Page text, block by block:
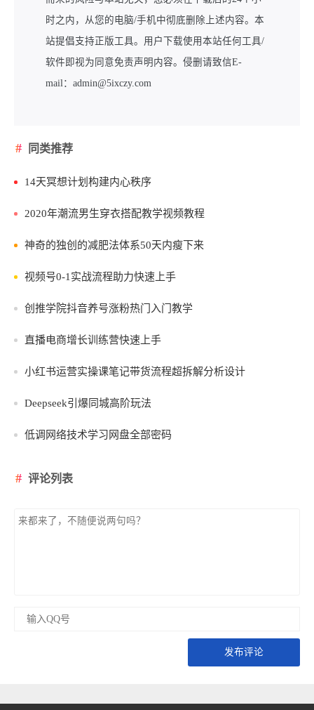
时之内，从您的电脑/手机中彻底删除上述内容。本
站提倡支持正版工具。用户下载使用本站任何工具/
软件即视为同意免责声明内容。侵删请致信E-
mail：admin@5ixczy.com
同类推荐
14天冥想计划构建内心秩序
2020年潮流男生穿衣搭配教学视频教程
神奇的独创的减肥法体系50天内瘦下来
视频号0-1实战流程助力快速上手
创推学院抖音养号涨粉热门入门教学
直播电商增长训练营快速上手
小红书运营实操课笔记带货流程超拆解分析设计
Deepseek引爆同城高阶玩法
低调网络技术学习网盘全部密码
评论列表
发布评论